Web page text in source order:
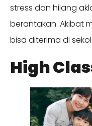
stress dan hilang
berantakan. Akibat
bisa diterima di
High